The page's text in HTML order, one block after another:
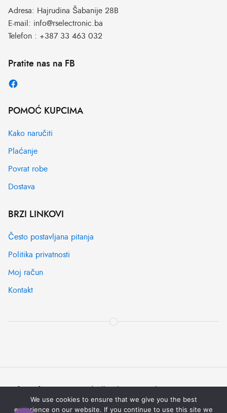
Adresa: Hajrudina Šabanije 28B
E-mail: info@rselectronic.ba
Telefon : +387 33 463 032
Pratite nas na FB
POMOĆ KUPCIMA
Kako naručiti
Plaćanje
Povrat robe
Dostava
BRZI LINKOVI
Često postavljana pitanja
Politika privatnosti
Moj račun
Kontakt
Pravila korištenja
Pomoć Obavijest o privatnosti
We use cookies to ensure that we give you the best
experience on our website. If you continue to use this site we